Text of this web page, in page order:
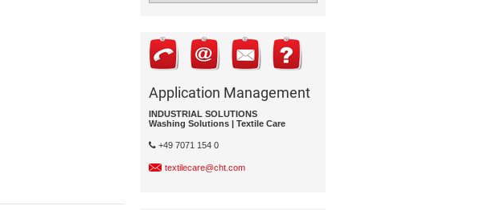
Application Management
INDUSTRIAL SOLUTIONS
Washing Solutions | Textile Care
+49 7071 154 0
textilecare@cht.com